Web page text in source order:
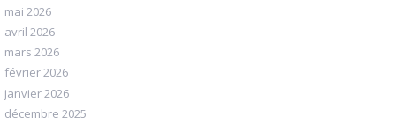
mai 2026
avril 2026
mars 2026
février 2026
janvier 2026
décembre 2025